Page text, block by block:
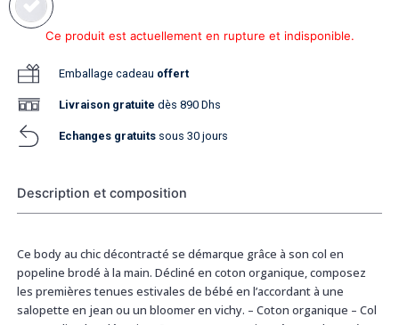
Ce produit est actuellement en rupture et indisponible.
Emballage cadeau offert
Livraison gratuite dès 890 Dhs
Echanges gratuits sous 30 jours
Description et composition
Ce body au chic décontracté se démarque grâce à son col en
popeline brodé à la main. Décliné en coton organique, composez
les premières tenues estivales de bébé en l’accordant à une
salopette en jean ou un bloomer en vichy. – Coton organique – Col